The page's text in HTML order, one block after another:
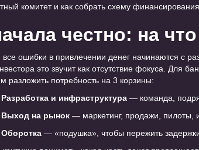
комитет и как собрать схему
честно: на
все ошибки в привлечении денег начинаются с
это звучит как отсутствие фокуса. Для
разложить потребность на 3 корзины:
Разработка и инфраструктура — команда,
Выход на рынок — маркетинг, продажи, пилоты,
Оборотка — «подушка», чтобы пережить